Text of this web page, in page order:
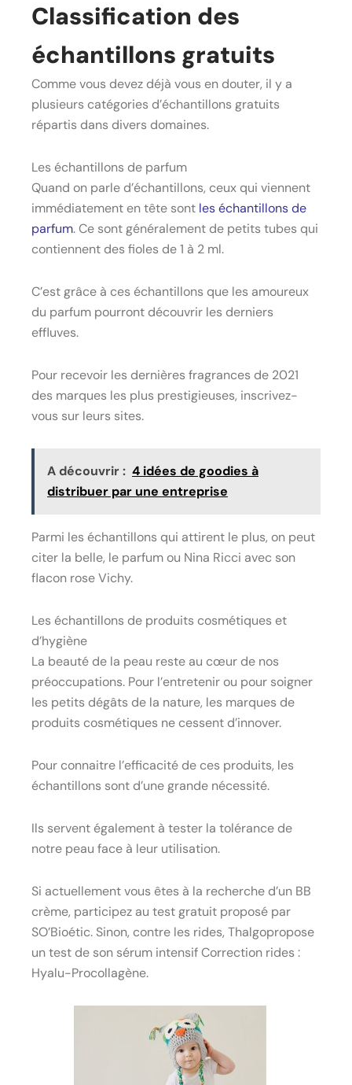
Classification des
échantillons gratuits
Comme vous devez déjà vous en douter, il y a
plusieurs catégories d’échantillons gratuits
répartis dans divers domaines.
Les échantillons de parfum
Quand on parle d’échantillons, ceux qui viennent
immédiatement en tête sont les échantillons de
parfum. Ce sont généralement de petits tubes qui
contiennent des fioles de 1 à 2 ml.
C’est grâce à ces échantillons que les amoureux
du parfum pourront découvrir les derniers
effluves.
Pour recevoir les dernières fragrances de 2021
des marques les plus prestigieuses, inscrivez-
vous sur leurs sites.
A découvrir : 4 idées de goodies à
distribuer par une entreprise
Parmi les échantillons qui attirent le plus, on peut
citer la belle, le parfum ou Nina Ricci avec son
flacon rose Vichy.
Les échantillons de produits cosmétiques et
d’hygiène
La beauté de la peau reste au cœur de nos
préoccupations. Pour l’entretenir ou pour soigner
les petits dégâts de la nature, les marques de
produits cosmétiques ne cessent d’innover.
Pour connaitre l’efficacité de ces produits, les
échantillons sont d’une grande nécessité.
Ils servent également à tester la tolérance de
notre peau face à leur utilisation.
Si actuellement vous êtes à la recherche d’un BB
crème, participez au test gratuit proposé par
SO’Bioétic. Sinon, contre les rides, Thalgopropose
un test de son sérum intensif Correction rides :
Hyalu-Procollagène.